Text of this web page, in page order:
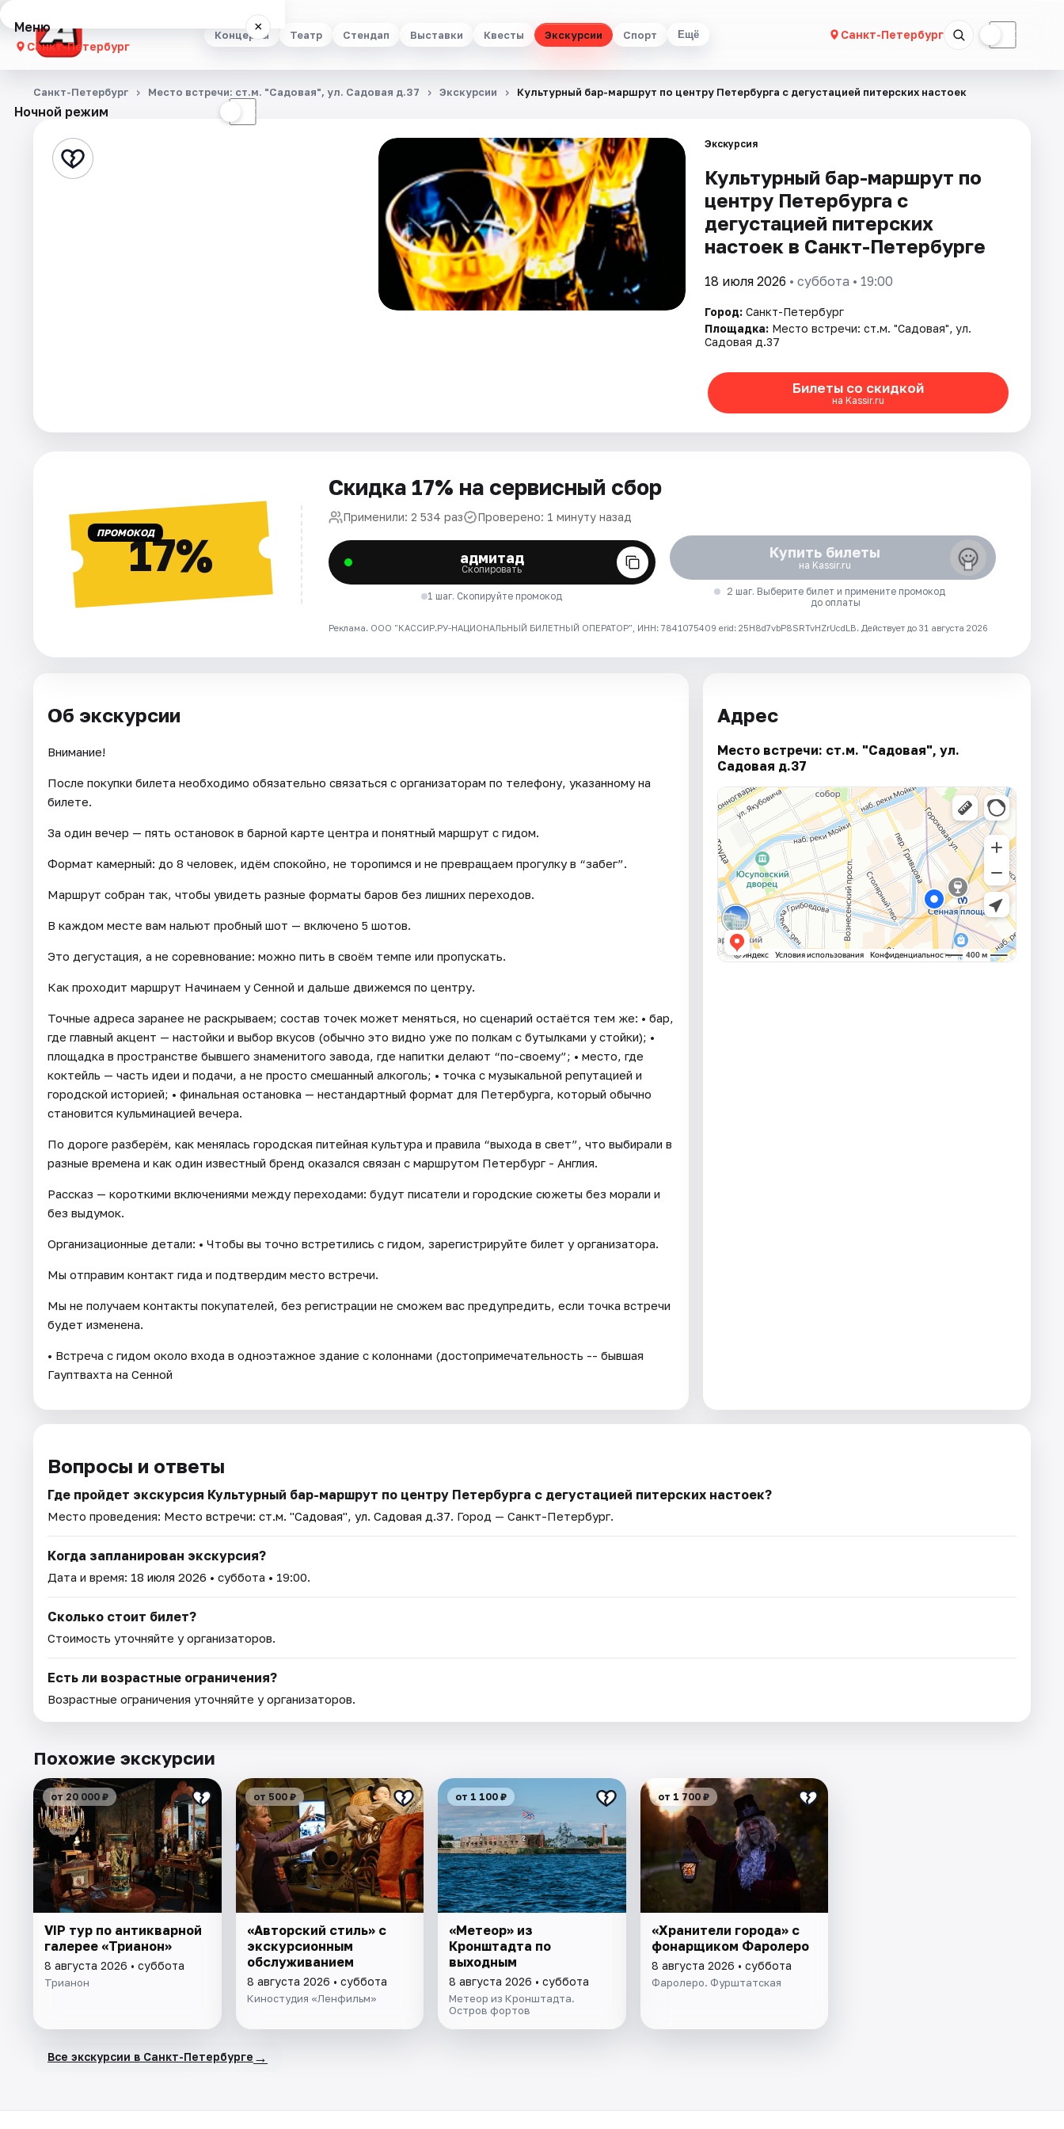
Концерты Театр Стендап Выставки Квесты Экскурсии Спорт Ещё Санкт-Петербург ☾
Меню ×
Санкт-Петербург
Концерты
Стендап
Площадки
Ночной режим ☾
Санкт-Петербург Место встречи: ст.м. "Садовая", ул. Садовая д.37 Экскурсии Культурный бар-маршрут по центру Петербурга с дегустацией питерских настоек
Экскурсия
Культурный бар-маршрут по
центру Петербурга с
дегустацией питерских
настоек в Санкт-Петербурге
18 июля 2026 • суббота • 19:00
Город: Санкт-Петербург
Площадка: Место встречи: ст.м. "Садовая", ул.
Садовая д.37
Билеты со скидкой
на Kassir.ru
ПРОМОКОД17%
Скидка 17% на сервисный сбор
Применили: 2 534 раз Проверено: 1 минуту назад
адмитад
Скопировать
1 шаг. Скопируйте промокод
Купить билеты
на Kassir.ru
2 шаг. Выберите билет и примените промокод
до оплаты
Реклама. ООО "КАССИР.РУ-НАЦИОНАЛЬНЫЙ БИЛЕТНЫЙ ОПЕРАТОР", ИНН: 7841075409 erid: 25H8d7vbP8SRTvHZrUcdLB. Действует до 31 августа 2026
Об экскурсии
Внимание!
После покупки билета необходимо обязательно связаться с организаторам по телефону, указанному на
билете.
За один вечер — пять остановок в барной карте центра и понятный маршрут с гидом.
Формат камерный: до 8 человек, идём спокойно, не торопимся и не превращаем прогулку в “забег”.
Маршрут собран так, чтобы увидеть разные форматы баров без лишних переходов.
В каждом месте вам нальют пробный шот — включено 5 шотов.
Это дегустация, а не соревнование: можно пить в своём темпе или пропускать.
Как проходит маршрут Начинаем у Сенной и дальше движемся по центру.
Точные адреса заранее не раскрываем; состав точек может меняться, но сценарий остаётся тем же: • бар,
где главный акцент — настойки и выбор вкусов (обычно это видно уже по полкам с бутылками у стойки); •
площадка в пространстве бывшего знаменитого завода, где напитки делают “по-своему”; • место, где
коктейль — часть идеи и подачи, а не просто смешанный алкоголь; • точка с музыкальной репутацией и
городской историей; • финальная остановка — нестандартный формат для Петербурга, который обычно
становится кульминацией вечера.
По дороге разберём, как менялась городская питейная культура и правила “выхода в свет”, что выбирали в
разные времена и как один известный бренд оказался связан с маршрутом Петербург - Англия.
Рассказ — короткими включениями между переходами: будут писатели и городские сюжеты без морали и
без выдумок.
Организационные детали: • Чтобы вы точно встретились с гидом, зарегистрируйте билет у организатора.
Мы отправим контакт гида и подтвердим место встречи.
Мы не получаем контакты покупателей, без регистрации не сможем вас предупредить, если точка встречи
будет изменена.
• Встреча с гидом около входа в одноэтажное здание с колоннами (достопримечательность -- бывшая
Гауптвахта на Сенной
Адрес
Место встречи: ст.м. "Садовая", ул.
Садовая д.37
Вопросы и ответы
Где пройдет экскурсия Культурный бар-маршрут по центру Петербурга с дегустацией питерских настоек?
Место проведения: Место встречи: ст.м. "Садовая", ул. Садовая д.37. Город — Санкт-Петербург.
Когда запланирован экскурсия?
Дата и время: 18 июля 2026 • суббота • 19:00.
Сколько стоит билет?
Стоимость уточняйте у организаторов.
Есть ли возрастные ограничения?
Возрастные ограничения уточняйте у организаторов.
Похожие экскурсии
от 20 000 ₽
VIP тур по антикварной
галерее «Трианон»
8 августа 2026 • суббота
Трианон
от 500 ₽
«Авторский стиль» с
экскурсионным
обслуживанием
8 августа 2026 • суббота
Киностудия «Ленфильм»
от 1 100 ₽
«Метеор» из
Кронштадта по
выходным
8 августа 2026 • суббота
Метеор из Кронштадта.
Остров фортов
от 1 700 ₽
«Хранители города» с
фонарщиком Фаролеро
8 августа 2026 • суббота
Фаролеро. Фурштатская
Все экскурсии в Санкт-Петербурге →